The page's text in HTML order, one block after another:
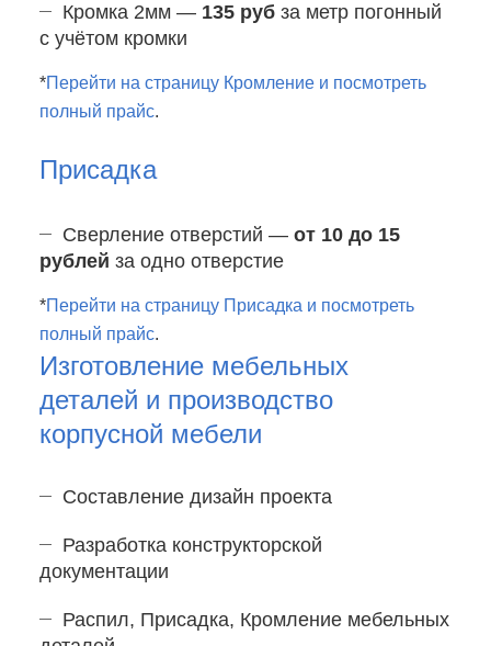
Кромка 2мм — 135 руб за метр погонный
с учётом кромки
*Перейти на страницу Кромление и посмотреть
полный прайс.
Присадка
Сверление отверстий — от 10 до 15
рублей за одно отверстие
*Перейти на страницу Присадка и посмотреть
полный прайс.
Изготовление мебельных
деталей и производство
корпусной мебели
Составление дизайн проекта
Разработка конструкторской
документации
Распил, Присадка, Кромление мебельных